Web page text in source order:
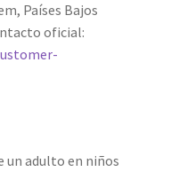
Países Bajos
oficial:
un adulto en niños